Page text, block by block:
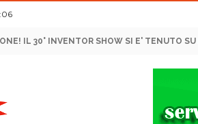
IL 30° INVENTOR SHOW SI E' TENUTO SU